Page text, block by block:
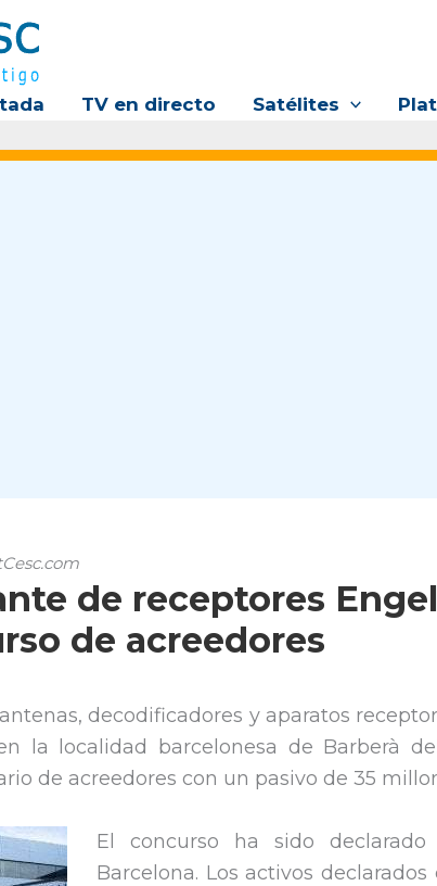
TV en directo Satélites
de receptores
de acreedores
decodificadores y aparatos
la localidad barcelonesa de Barberà
de acreedores con un pasivo de 35
El concurso ha sido
Barcelona. Los activos